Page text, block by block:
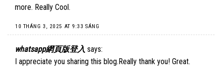
more. Really Cool.
10 THÁNG 3, 2025 AT 9:33 SÁNG
whatsapp網頁版登入 says:
I appreciate you sharing this blog.Really thank you! Great.